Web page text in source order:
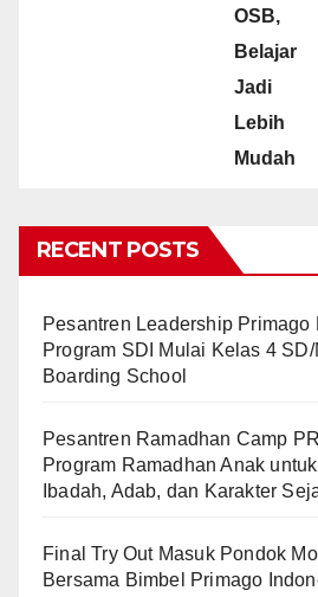
OSB,
Belajar
Jadi
Lebih
Mudah
RECENT POSTS
Pesantren Leadership Primago
Program SDI Mulai Kelas 4
Boarding School
Pesantren Ramadhan Camp
Program Ramadhan Anak
Ibadah, Adab, dan Karakter
Final Try Out Masuk Pondok
Bersama Bimbel Primago